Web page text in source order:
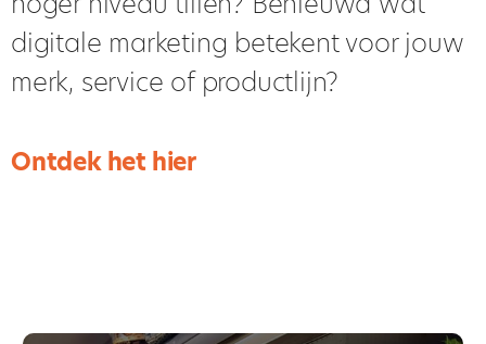
digitale marketing betekent voor jouw
merk, service of productlijn?
Ontdek het hier